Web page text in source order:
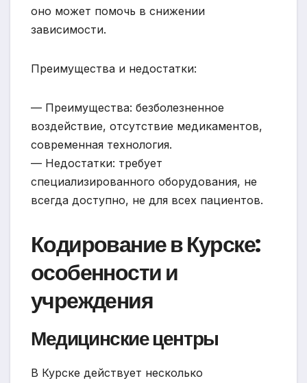
оно может помочь в снижении
зависимости.
Преимущества и недостатки:
— Преимущества: безболезненное
воздействие, отсутствие медикаментов,
современная технология.
— Недостатки: требует
специализированного оборудования, не
всегда доступно, не для всех пациентов.
Кодирование в Курске:
особенности и
учреждения
Медицинские центры
В Курске действует несколько